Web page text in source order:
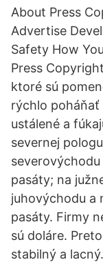
About Press
Advertise
Safety How
Press
ktoré sú
rýchlo poháňať
ustálené a
severnej
pasáty; na
juhovýchodu a
pasáty. Firmy
sú doláre.
stabilný a